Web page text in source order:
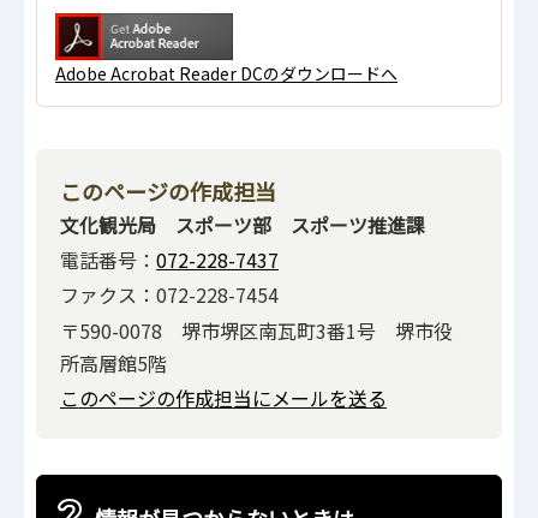
Adobe Acrobat Reader DCのダウンロードへ
このページの作成担当
文化観光局 スポーツ部 スポーツ推進課
電話番号： 072-228-7437
ファクス：072-228-7454
〒590-0078 堺市堺区南瓦町3番1号 堺市役
所高層館5階
このページの作成担当にメールを送る